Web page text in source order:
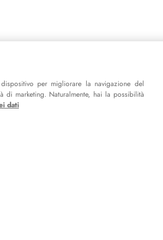
per migliorare la navigazione del
marketing. Naturalmente, hai la possibilità
dati